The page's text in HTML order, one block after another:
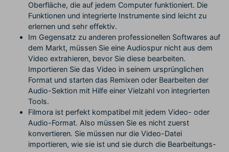
Oberfläche, die auf jedem Computer funktioniert. Die
Funktionen und integrierte Instrumente sind leicht zu
erlernen und sehr effektiv.
Im Gegensatz zu anderen professionellen Softwares auf
dem Markt, müssen Sie eine Audiospur nicht aus dem
Video extrahieren, bevor Sie diese bearbeiten.
Importieren Sie das Video in seinem ursprünglichen
Format und starten das Remixen oder Bearbeiten der
Audio-Sektion mit Hilfe einer Vielzahl von integrierten
Tools.
Filmora ist perfekt kompatibel mit jedem Video- oder
Audio-Format. Also müssen Sie es nicht zuerst
konvertieren. Sie müssen nur die Video-Datei
importieren, wie sie ist und sie durch die Bearbeitungs-